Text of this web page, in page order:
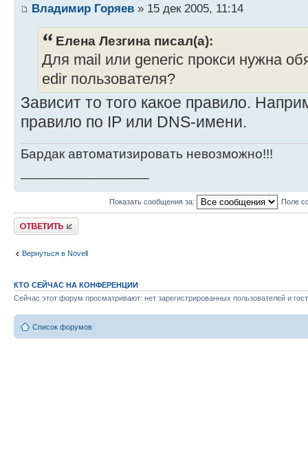
Владимир Горяев » 15 дек 2005, 11:14
Елена Лезгина писал(а):
Для mail или generic прокси нужна
edir пользователя?
Зависит то того какое правило.
правило по IP или DNS-имени.
Бардак автоматизировать невозможно!!!
Показать сообщения за: Поле
Ответить
Вернуться в Novell
КТО СЕЙЧАС НА КОНФЕРЕНЦИИ
Сейчас этот форум просматривают: нет зарегистрированных пользователей и
Список форумов